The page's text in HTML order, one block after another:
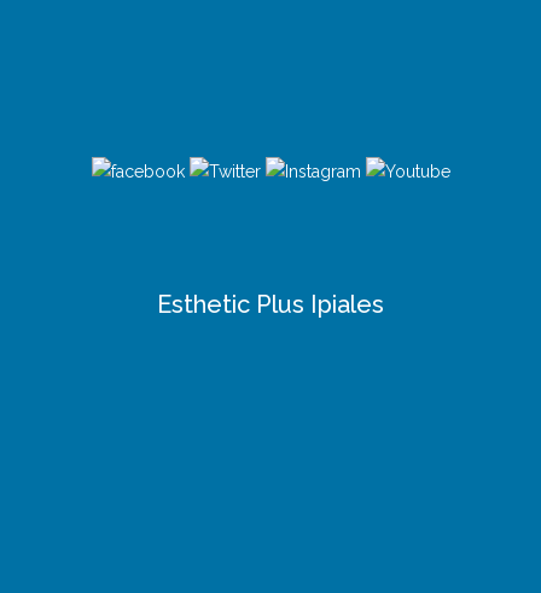
Esthetic Plus Ipiales